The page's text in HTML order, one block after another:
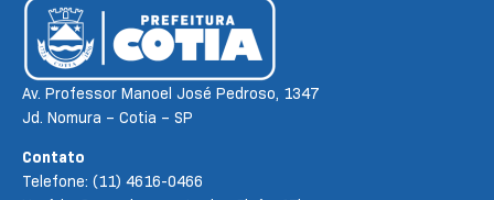
Av. Professor Manoel José Pedroso, 1347
Jd. Nomura – Cotia – SP
Contato
Telefone: (11) 4616-0466